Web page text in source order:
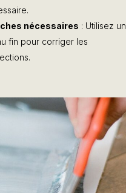
nécessaires : Utilisez un
fin pour corriger les